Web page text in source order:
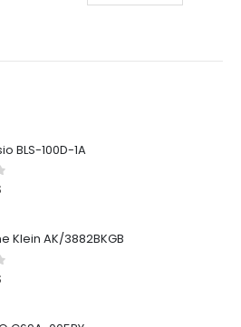
BLS-100D-1A
5
Klein AK/3882BKGB
5